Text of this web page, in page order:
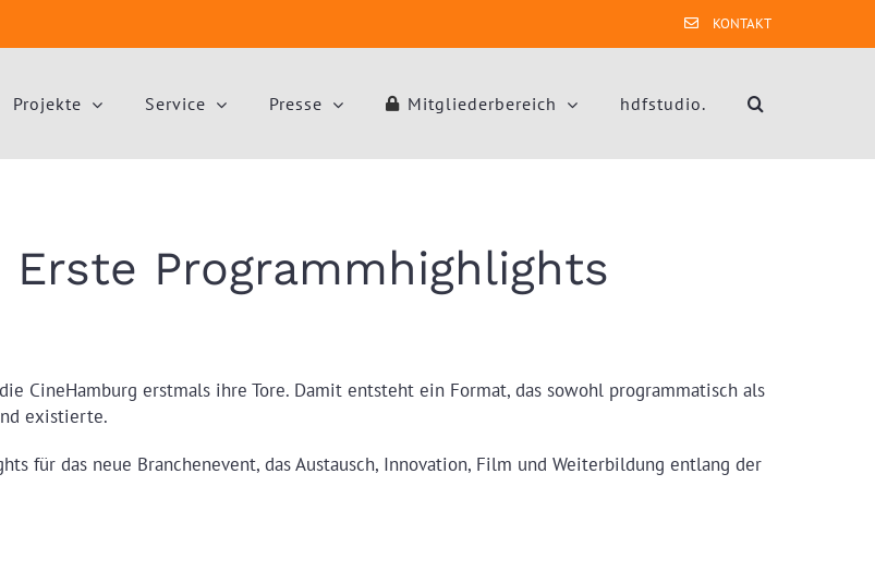
KONTAKT
Projekte Service Presse Mitgliederbereich hdfstudio.
Erste Programmhighlights
CineHamburg erstmals ihre Tore. Damit entsteht ein Format, das sowohl programmatisch als
existierte.
für das neue Branchenevent, das Austausch, Innovation, Film und Weiterbildung entlang der